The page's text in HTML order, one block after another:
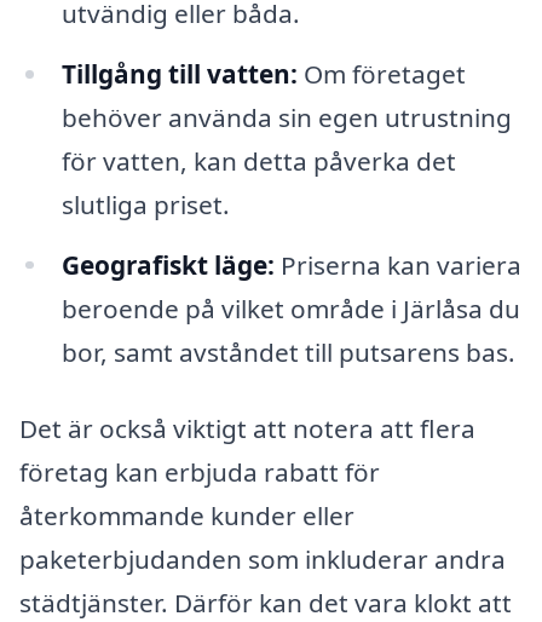
utvändig eller båda.
Tillgång till vatten: Om företaget
behöver använda sin egen utrustning
för vatten, kan detta påverka det
slutliga priset.
Geografiskt läge: Priserna kan variera
beroende på vilket område i Järlåsa du
bor, samt avståndet till putsarens bas.
Det är också viktigt att notera att flera
företag kan erbjuda rabatt för
återkommande kunder eller
paketerbjudanden som inkluderar andra
städtjänster. Därför kan det vara klokt att